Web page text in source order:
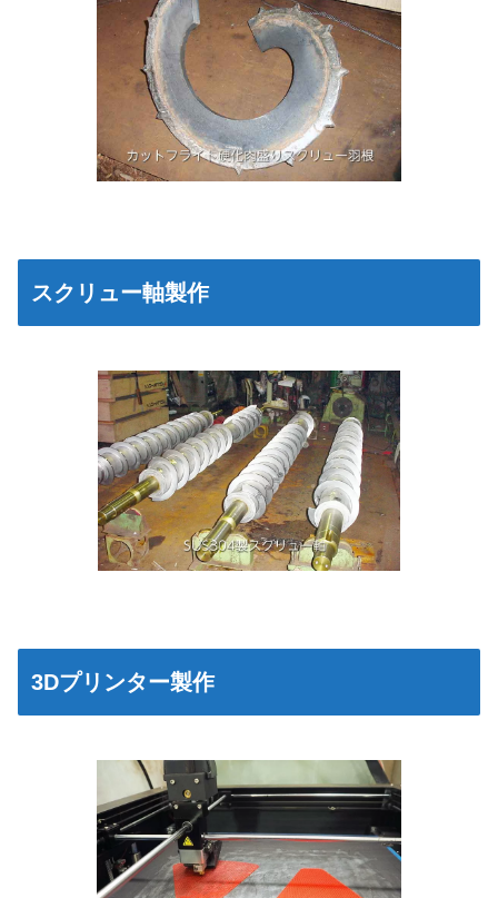
スクリュー軸製作
3Dプリンター製作